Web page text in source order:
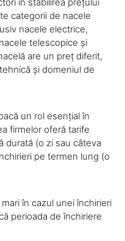
categorii de nacele
nacele electrice,
telescopice și
are un preț diferit,
și domeniul de
un rol esențial în
firmelor oferă tarife
durată (o zi sau câteva
pe termen lung (o
în cazul unei închirieri
perioada de închiriere